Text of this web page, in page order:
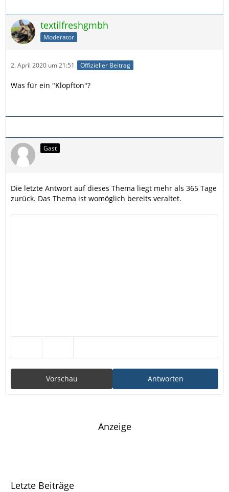
textilfreshgmbh
Moderator
2. April 2020 um 21:51 Offizieller Beitrag
Was für ein "Klopfton"?
Gast
Die letzte Antwort auf dieses Thema liegt mehr als 365 Tage
zurück. Das Thema ist womöglich bereits veraltet.
Antworten
Vorschau
Anzeige
Letzte Beiträge